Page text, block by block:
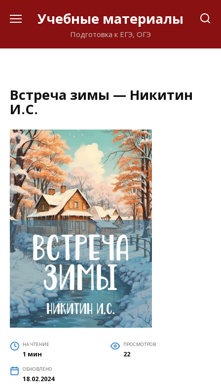
Учебные материалы
Подготовка к ЕГЭ, ОГЭ
Встреча зимы — Никитин
И.С.
НА ЧТЕНИЕ
1 мин
ПРОСМОТРОВ
22
ОБНОВЛЕНО
18.02.2024